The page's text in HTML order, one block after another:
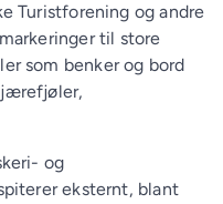
Turistforening og andre
til store
som benker og bord
og
eksternt, blant